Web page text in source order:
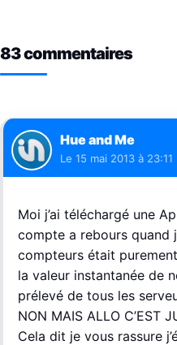
83 commentaires
Hue and Me
Le 15 mai 2013 à 23:11
Moi j’ai téléchargé une
compte a rebours quand
compteurs était
la valeur instantanée de
prélevé de tous les
NON MAIS ALLO C’EST
Cela dit je vous rassure